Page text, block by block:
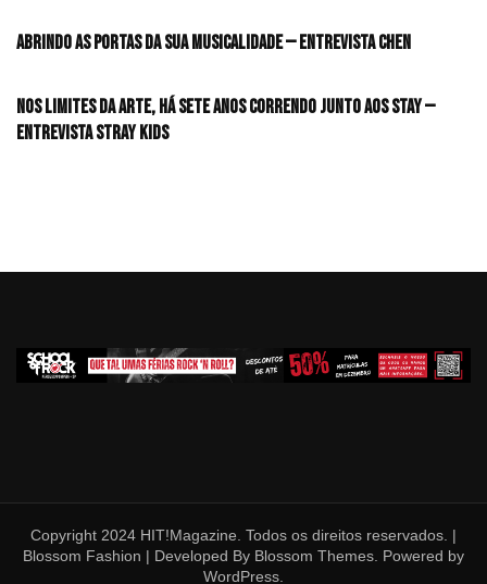
Abrindo as portas da sua musicalidade — Entrevista CHEN
Nos limites da arte, há sete anos correndo junto aos STAY —
Entrevista Stray Kids
Copyright 2024 HIT!Magazine. Todos os direitos reservados. |
Blossom Fashion | Developed By Blossom Themes. Powered by
WordPress.